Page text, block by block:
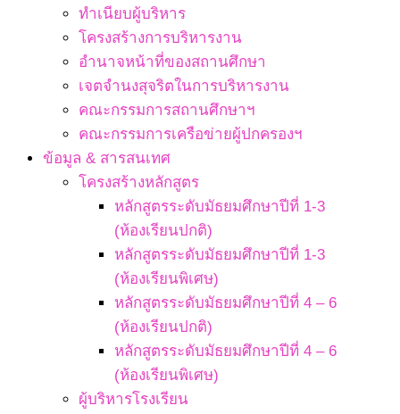
ทำเนียบผู้บริหาร
โครงสร้างการบริหารงาน
อำนาจหน้าที่ของสถานศึกษา
เจตจํานงสุจริตในการบริหารงาน
คณะกรรมการสถานศึกษาฯ
คณะกรรมการเครือข่ายผู้ปกครองฯ
ข้อมูล & สารสนเทศ
โครงสร้างหลักสูตร
หลักสูตรระดับมัธยมศึกษาปีที่ 1-3
(ห้องเรียนปกติ)
หลักสูตรระดับมัธยมศึกษาปีที่ 1-3
(ห้องเรียนพิเศษ)
หลักสูตรระดับมัธยมศึกษาปีที่ 4 – 6
(ห้องเรียนปกติ)
หลักสูตรระดับมัธยมศึกษาปีที่ 4 – 6
(ห้องเรียนพิเศษ)
ผู้บริหารโรงเรียน